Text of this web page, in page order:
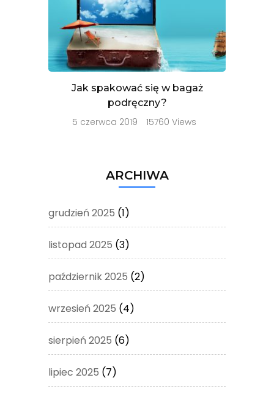
Jak spakować się w bagaż
podręczny?
5 czerwca 2019 15760 Views
ARCHIWA
grudzień 2025 (1)
listopad 2025 (3)
październik 2025 (2)
wrzesień 2025 (4)
sierpień 2025 (6)
lipiec 2025 (7)